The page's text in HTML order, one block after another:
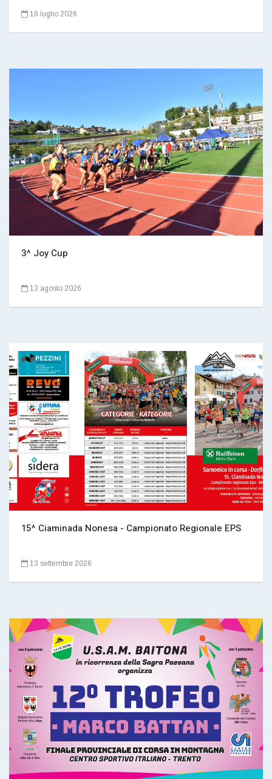
16 luglio 2026
3^ Joy Cup
13 agosto 2026
15^ Ciaminada Nonesa - Campionato Regionale EPS
13 settembre 2026